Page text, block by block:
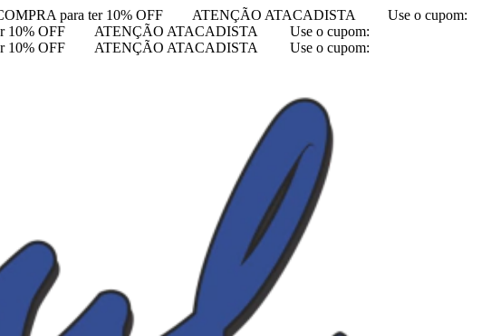
para ter 10% OFF ATENÇÃO ATACADISTA
Use o cupom:
10% OFF ATENÇÃO ATACADISTA
Use o cupom:
10% OFF ATENÇÃO ATACADISTA
Use o cupom: